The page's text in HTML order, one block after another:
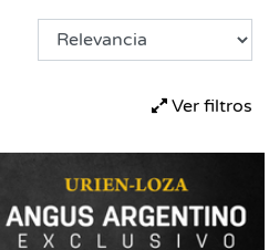
Ver filtros